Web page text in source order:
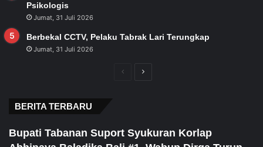
Psikologis
Jumat, 31 Juli 2026
Berbekal CCTV, Pelaku Tabrak Lari Terungkap
Jumat, 31 Juli 2026
PreviousNext
BERITA TERBARU
Bupati Tabanan Suport Syukuran Korlap